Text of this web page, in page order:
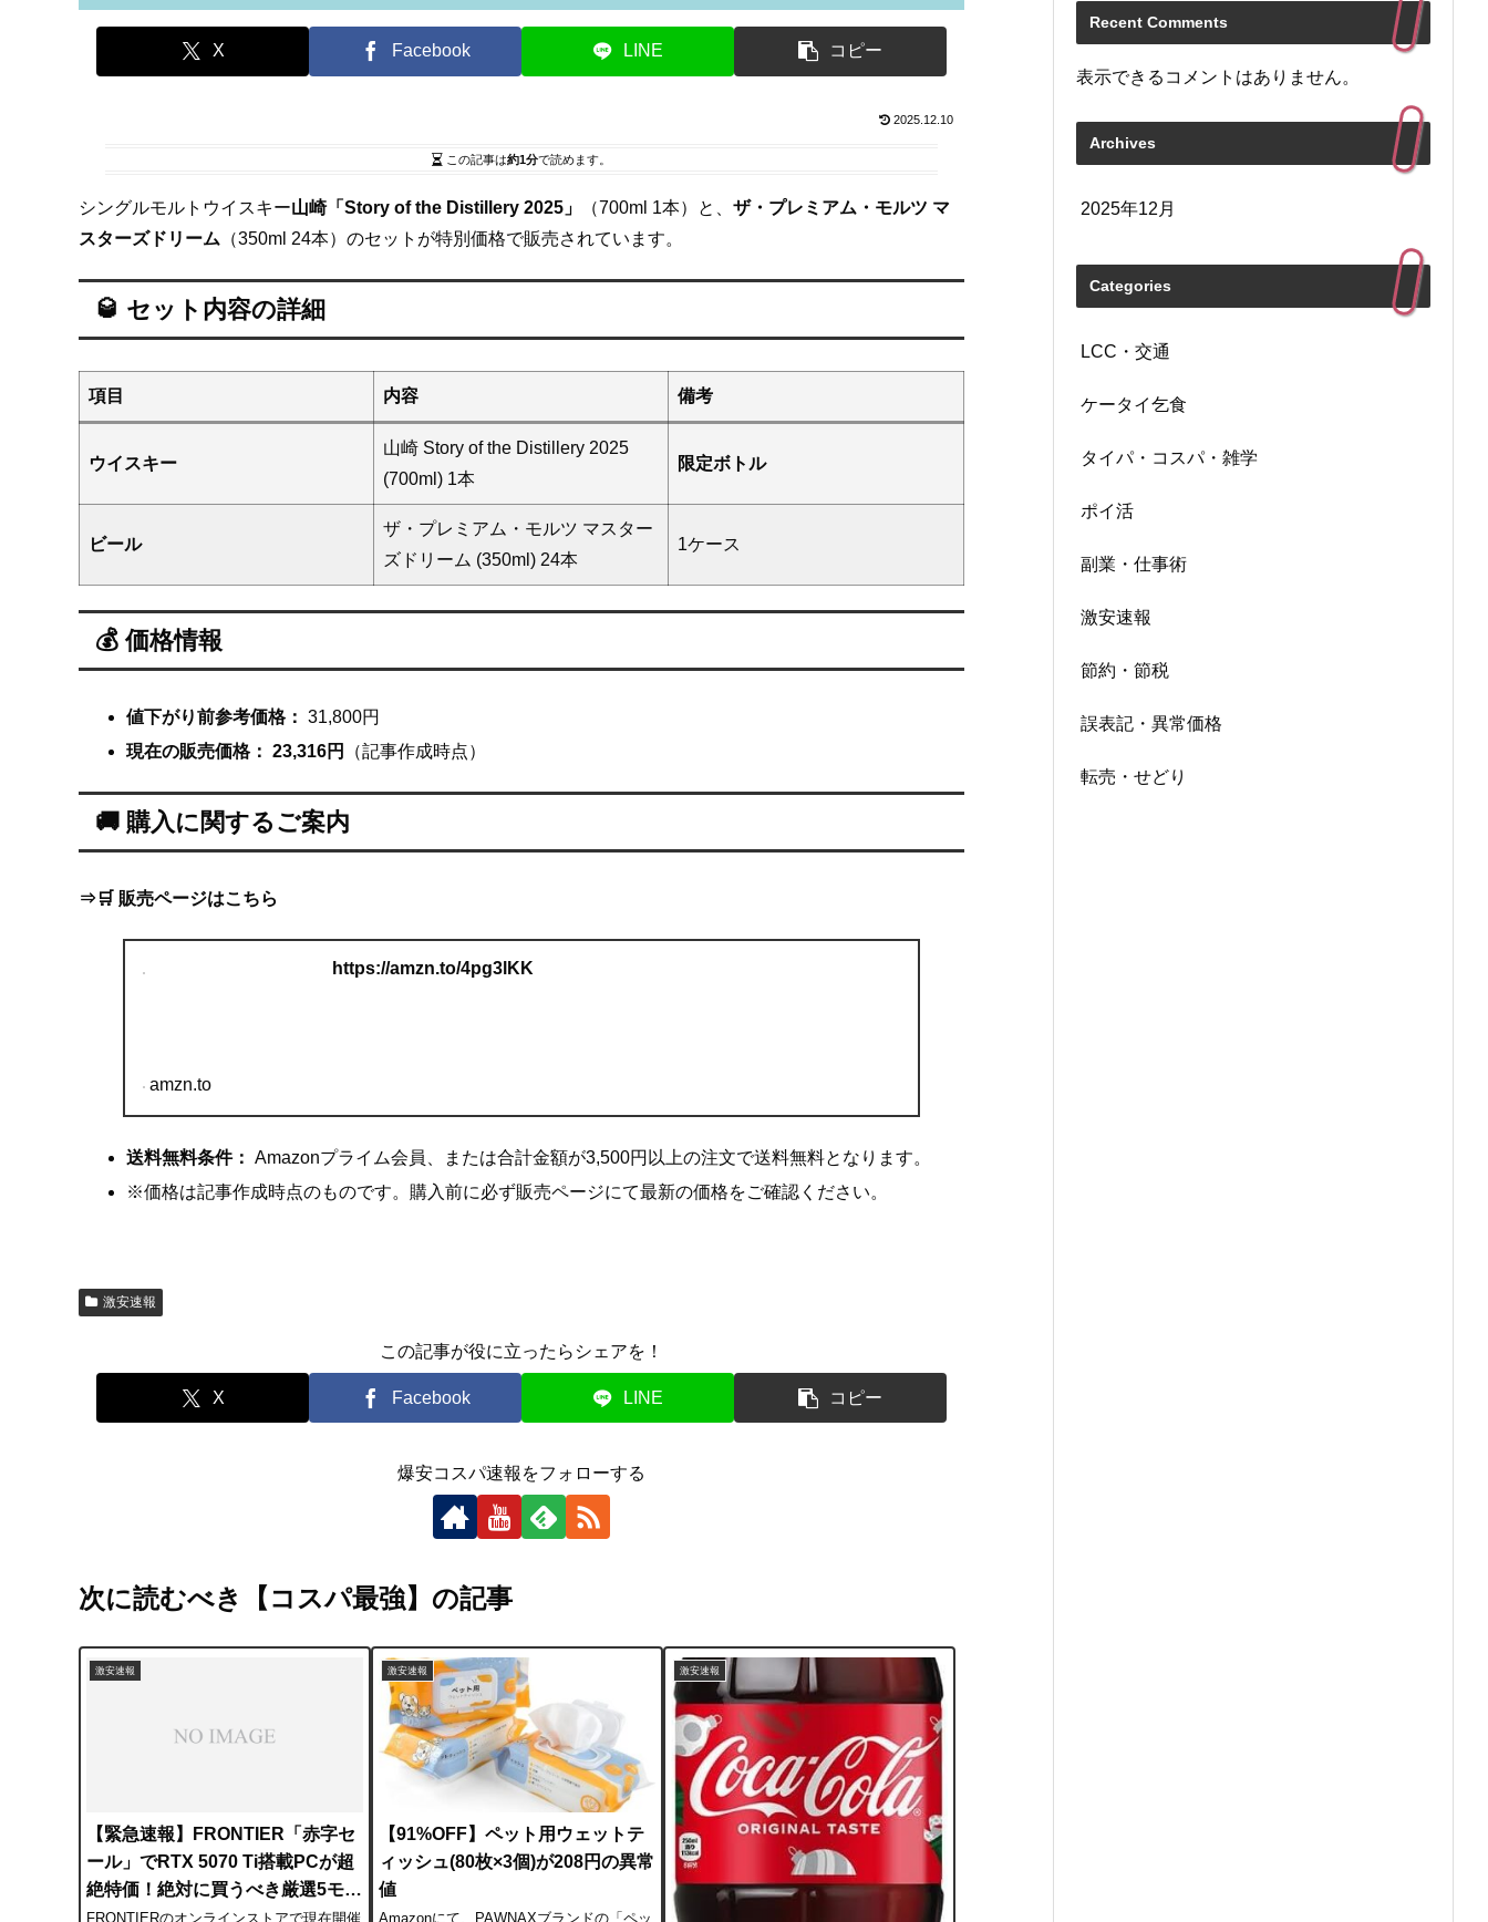
X Facebook LINE コピー
2025.12.10
この記事は約1分で読めます。
シングルモルトウイスキー山崎「Story of the Distillery 2025」 （700ml 1本）と、 ザ・プレミアム・モルツ マ
スターズドリーム （350ml 24本）のセットが特別価格で販売されています。
🥃 セット内容の詳細
項目 内容 備考
ウイスキー
山崎 Story of the Distillery 2025
(700ml) 1本
限定ボトル
ビール
ザ・プレミアム・モルツ マスター
ズドリーム (350ml) 24本
1ケース
💰 価格情報
値下がり前参考価格： 31,800円
現在の販売価格： 23,316円 （記事作成時点）
🚚 購入に関するご案内
⇒🛒 販売ページはこちら
https://amzn.to/4pg3lKK
amzn.to
送料無料条件： Amazonプライム会員、または合計金額が3,500円以上の注文で送料無料となります。
※価格は記事作成時点のものです。購入前に必ず販売ページにて最新の価格をご確認ください。
激安速報
この記事が役に立ったらシェアを！
X Facebook LINE コピー
爆安コスパ速報をフォローする
次に読むべき【コスパ最強】の記事
激安速報
【緊急速報】FRONTIER「赤字セ
ール」でRTX 5070 Ti搭載PCが超
絶特価！絶対に買うべき厳選5モデ
ル公開
FRONTIERのオンラインストアで現在開催
激安速報
【91%OFF】ペット用ウェットテ
ィッシュ(80枚×3個)が208円の異常
値
Amazonにて、PAWNAXブランドの「ペッ
激安速報
Recent Comments
表示できるコメントはありません。
Archives
2025年12月
Categories
LCC・交通
ケータイ乞食
タイパ・コスパ・雑学
ポイ活
副業・仕事術
激安速報
節約・節税
誤表記・異常価格
転売・せどり